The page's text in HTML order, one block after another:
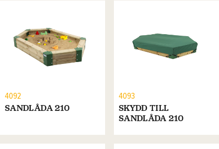
4092
SANDLÅDA 210
4093
SKYDD TILL
SANDLÅDA 210